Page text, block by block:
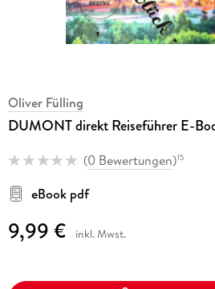
Oliver Fülling
DUMONT direkt Reiseführer E-
(0 Bewertungen)15
eBook pdf
9,99 € inkl. Mwst.